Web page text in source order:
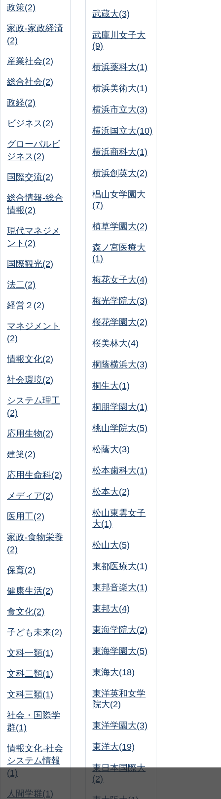
政策(2)
家政-家政経済
(2)
産業社会(2)
総合社会(2)
政経(2)
ビジネス(2)
グローバルビ
ジネス(2)
国際交流(2)
総合情報-総合
情報(2)
現代マネジメ
ント(2)
国際観光(2)
法二(2)
経営２(2)
マネジメント
(2)
情報文化(2)
社会環境(2)
システム理工
(2)
応用生物(2)
建築(2)
応用生命科(2)
メディア(2)
医用工(2)
家政-食物栄養
(2)
保育(2)
健康生活(2)
食文化(2)
子ども未来(2)
文科一類(1)
文科二類(1)
文科三類(1)
社会・国際学
群(1)
情報文化-社会
システム情報
(1)
人間学群(1)
武蔵大(3)
武庫川女子大
(9)
横浜薬科大(1)
横浜美術大(1)
横浜市立大(3)
横浜国立大(10)
横浜商科大(1)
横浜創英大(2)
椙山女学園大
(7)
植草学園大(2)
森ノ宮医療大
(1)
梅花女子大(4)
梅光学院大(3)
桜花学園大(2)
桜美林大(4)
桐蔭横浜大(3)
桐生大(1)
桐朋学園大(1)
桃山学院大(5)
松蔭大(3)
松本歯科大(1)
松本大(2)
松山東雲女子
大(1)
松山大(5)
東都医療大(1)
東邦音楽大(1)
東邦大(4)
東海学院大(2)
東海学園大(5)
東海大(18)
東洋英和女学
院大(2)
東洋学園大(3)
東洋大(19)
東日本国際大
(2)